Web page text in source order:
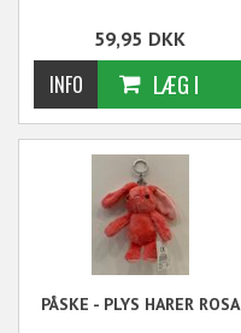
59,95 DKK
PÅSKE - PLYS HARER ROSA